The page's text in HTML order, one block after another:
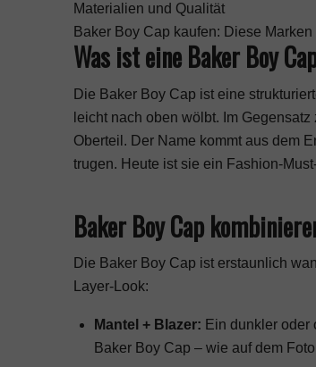
Materialien und Qualität
Baker Boy Cap kaufen: Diese
Was ist eine Baker Boy
Die Baker Boy Cap ist eine
leicht nach oben wölbt. Im
Oberteil. Der Name kommt aus dem
trugen. Heute ist sie ein Fashion-
Baker Boy Cap
Die Baker Boy Cap ist erstaunlich
Layer-Look:
Mantel + Blazer: Ein dunkler oder
Baker Boy Cap – wie auf dem